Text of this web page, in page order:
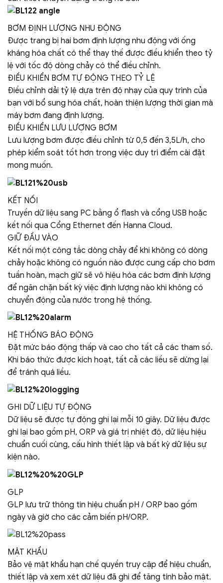
BƠM ĐỊNH LƯỢNG NHU ĐỘNG
Được trang bị hai bơm định lượng nhu động với ống
kháng hóa chất có thể thay thế được điều khiển theo tỷ
lệ với tốc độ dòng chảy có thể điều chỉnh.
ĐIỀU KHIỂN BƠM TỰ ĐỘNG THEO TỶ LỆ
Điều chỉnh dải tỷ lệ dựa trên độ nhạy của quy trình của
bạn với bổ sung hóa chất, hoàn thiện lượng thời gian mà
máy bơm đang định lượng.
ĐIỀU KHIỂN LƯU LƯỢNG BƠM
Lưu lượng bơm được điều chỉnh từ 0,5 đến 3,5L/h, cho
phép kiểm soát tốt hơn trong việc duy trì điểm cài đặt
mong muốn.
KẾT NỐI
Truyền dữ liệu sang PC bằng ổ flash và cổng USB hoặc
kết nối qua Cổng Ethernet đến Hanna Cloud.
GIỮ ĐẦU VÀO
Kết nối một công tắc dòng chảy để khi không có dòng
chảy hoặc không có nguồn nào được cung cấp cho bơm
tuần hoàn, mạch giữ sẽ vô hiệu hóa các bơm định lượng
để ngăn chặn bất kỳ việc định lượng nào khi không có
chuyển động của nước trong hệ thống.
HỆ THỐNG BÁO ĐỘNG
Đặt mức báo động thấp và cao cho tất cả các tham số.
Khi báo thức được kích hoạt, tất cả các liều sẽ dừng lại
để tránh quá liều.
GHI DỮ LIỆU TỰ ĐỘNG
Dữ liệu sẽ được tự động ghi lại mỗi 10 giây. Dữ liệu được
ghi lại bao gồm pH, ORP và giá trị nhiệt độ, dữ liệu hiệu
chuẩn cuối cùng, cấu hình thiết lập và bất kỳ dữ liệu sự
kiện nào.
GLP
GLP lưu trữ thông tin hiệu chuẩn pH / ORP bao gồm
ngày và giờ cho các cảm biến pH/ORP.
MẬT KHẨU
Bảo vệ mật khẩu hạn chế quyền truy cập để hiệu chuẩn,
thiết lập và xem xét dữ liệu đã ghi để tăng tính bảo mật.